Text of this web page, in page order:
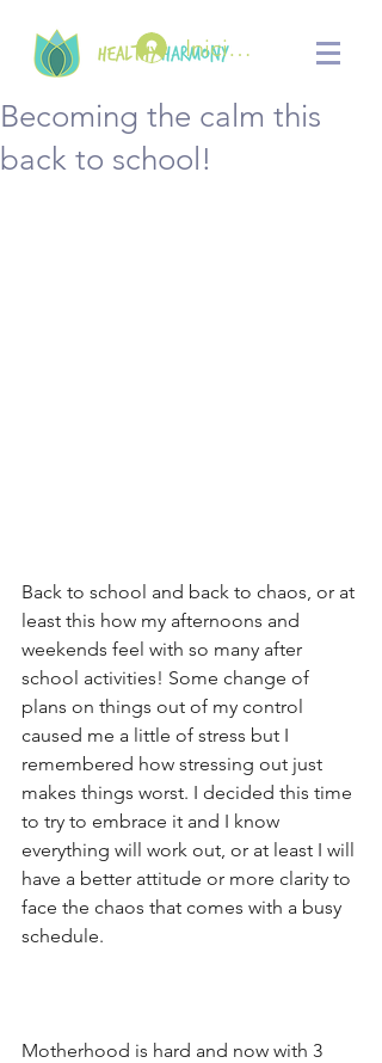
Iniciar sesión
Becoming the calm this
back to school!
Back to school and back to chaos, or at
least this how my afternoons and
weekends feel with so many after
school activities! Some change of
plans on things out of my control
caused me a little of stress but I
remembered how stressing out just
makes things worst. I decided this time
to try to embrace it and I know
everything will work out, or at least I will
have a better attitude or more clarity to
face the chaos that comes with a busy
schedule.
Motherhood is hard and now with 3